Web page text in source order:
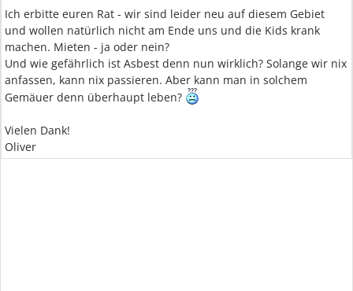
Ich erbitte euren Rat - wir sind leider neu auf diesem Gebiet
und wollen natürlich nicht am Ende uns und die Kids krank
machen. Mieten - ja oder nein?
Und wie gefährlich ist Asbest denn nun wirklich? Solange wir nix
anfassen, kann nix passieren. Aber kann man in solchem
Gemäuer denn überhaupt leben?
Vielen Dank!
Oliver